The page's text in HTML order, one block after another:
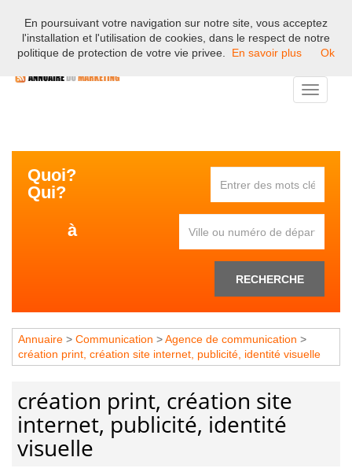
Bienvenue sur l'annuaire professionnel du marketing et de la
communication en France.
Toggle
Quoi?
Qui?
à
RECHERCHE
Annuaire > Communication >Agence de communication >
création print, création site internet, publicité, identité visuelle
création print, création site
internet, publicité, identité
visuelle
En poursuivant votre navigation sur notre site, vous acceptez
l'installation et l'utilisation de cookies, dans le respect de notre
politique de protection de votre vie privee.
En savoir plus Ok